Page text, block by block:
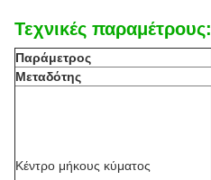
Τεχνικές παραμέτρους:
Παράμετρος
Μεταδότης
Κέντρο μήκους κύματος